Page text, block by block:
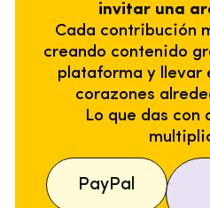
invitar una
Cada contribución
creando contenido
plataforma y llevar
corazones
Lo que das con
PayPal